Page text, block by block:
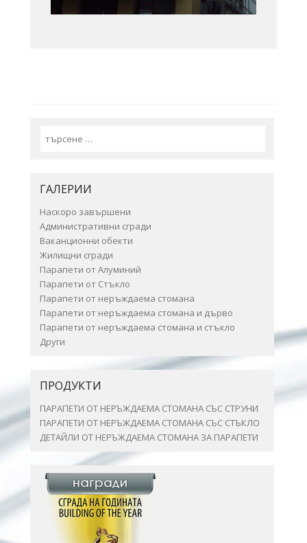
ГАЛЕРИИ
Наскоро завършени
Административни сгради
Ваканционни обекти
Жилищни сгради
Парапети от Алуминий
Парапети от Стъкло
Парапети от неръждаема стомана
Парапети от неръждаема стомана и дърво
Парапети от неръждаема стомана и стъкло
Други
ПРОДУКТИ
ПАРАПЕТИ ОТ НЕРЪЖДАЕМА СТОМАНА СЪС СТРУНИ
ПАРАПЕТИ ОТ НЕРЪЖДАЕМА СТОМАНА СЪС СТЪКЛО
ДЕТАЙЛИ ОТ НЕРЪЖДАЕМА СТОМАНА ЗА ПАРАПЕТИ